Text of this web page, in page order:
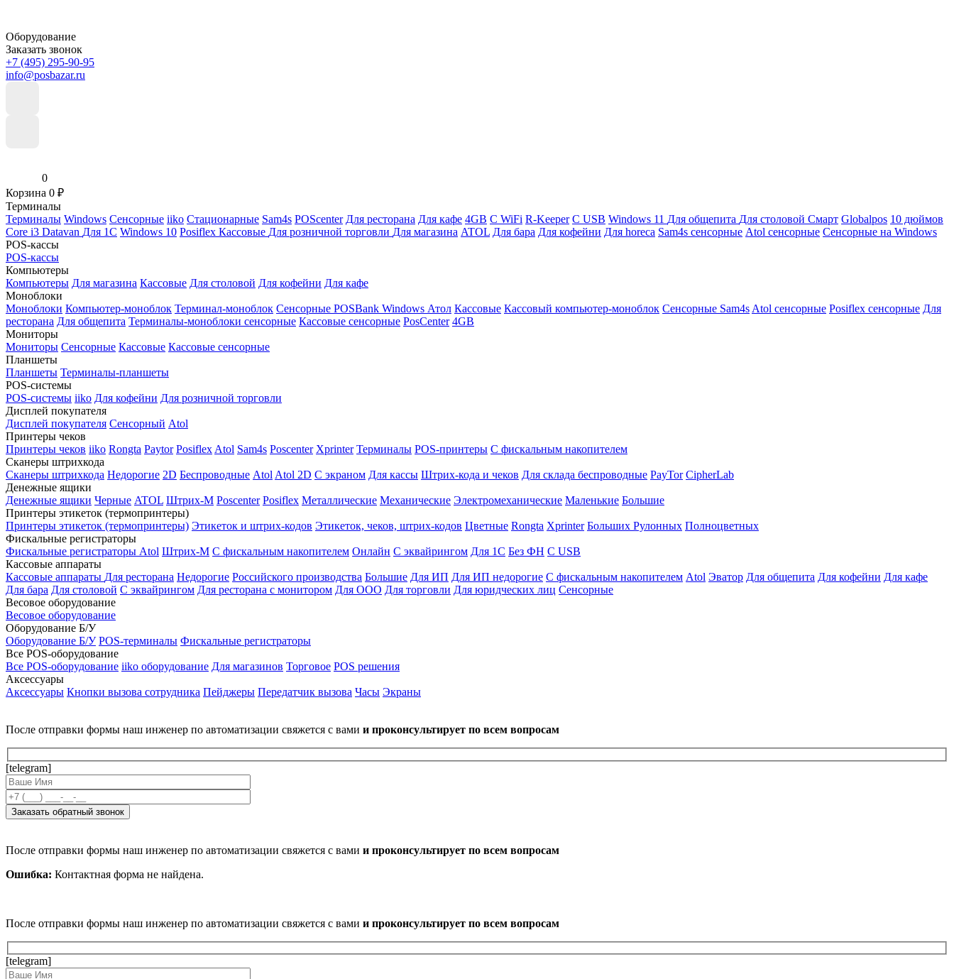
Оборудование
Заказать звонок
+7 (495) 295-90-95
info@posbazar.ru
0
Корзина 0 ₽
Терминалы
Терминалы Windows Сенсорные iiko Стационарные Sam4s POScenter Для ресторана Для кафе 4GB С WiFi R-Keeper С USB Windows 11 Для общепита Для столовой Смарт Globalpos 10 дюймов
Core i3 Datavan Для 1С Windows 10 Posiflex Кассовые Для розничной торговли Для магазина ATOL Для бара Для кофейни Для horeca Sam4s сенсорные Atol сенсорные Сенсорные на Windows
POS-кассы
POS-кассы
Компьютеры
Компьютеры Для магазина Кассовые Для столовой Для кофейни Для кафе
Моноблоки
Моноблоки Компьютер-моноблок Терминал-моноблок Сенсорные POSBank Windows Атол Кассовые Кассовый компьютер-моноблок Сенсорные Sam4s Atol сенсорные Posiflex сенсорные Для
ресторана Для общепита Терминалы-моноблоки сенсорные Кассовые сенсорные PosCenter 4GB
Мониторы
Мониторы Сенсорные Кассовые Кассовые сенсорные
Планшеты
Планшеты Терминалы-планшеты
POS-системы
POS-системы iiko Для кофейни Для розничной торговли
Дисплей покупателя
Дисплей покупателя Сенсорный Atol
Принтеры чеков
Принтеры чеков iiko Rongta Paytor Posiflex Atol Sam4s Poscenter Xprinter Терминалы POS-принтеры С фискальным накопителем
Сканеры штрихкода
Сканеры штрихкода Недорогие 2D Беспроводные Atol Atol 2D С экраном Для кассы Штрих-кода и чеков Для склада беспроводные PayTor CipherLab
Денежные ящики
Денежные ящики Черные ATOL Штрих-М Poscenter Posiflex Металлические Механические Электромеханические Маленькие Большие
Принтеры этикеток (термопринтеры)
Принтеры этикеток (термопринтеры) Этикеток и штрих-кодов Этикеток, чеков, штрих-кодов Цветные Rongta Xprinter Больших Рулонных Полноцветных
Фискальные регистраторы
Фискальные регистраторы Atol Штрих-М С фискальным накопителем Онлайн С эквайрингом Для 1С Без ФН С USB
Кассовые аппараты
Кассовые аппараты Для ресторана Недорогие Российского производства Большие Для ИП Для ИП недорогие С фискальным накопителем Atol Эватор Для общепита Для кофейни Для кафе
Для бара Для столовой С эквайрингом Для ресторана с монитором Для ООО Для торговли Для юридческих лиц Сенсорные
Весовое оборудование
Весовое оборудование
Оборудование Б/У
Оборудование Б/У POS-терминалы Фискальные регистраторы
Все POS-оборудование
Все POS-оборудование iiko оборудование Для магазинов Торговое POS решения
Аксессуары
Аксессуары Кнопки вызова сотрудника Пейджеры Передатчик вызова Часы Экраны
После отправки формы наш инженер по автоматизации свяжется с вами и проконсультирует по всем вопросам
[telegram]
После отправки формы наш инженер по автоматизации свяжется с вами и проконсультирует по всем вопросам
Ошибка: Контактная форма не найдена.
После отправки формы наш инженер по автоматизации свяжется с вами и проконсультирует по всем вопросам
[telegram]